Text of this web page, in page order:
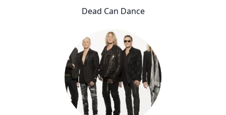
Dead Can Dance